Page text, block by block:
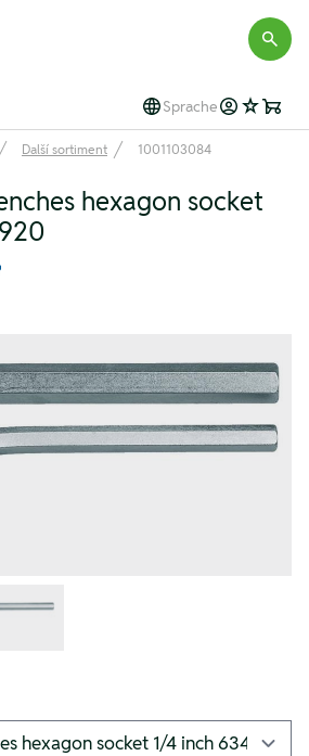
Sprache
Další sortiment 1001103084
hexagon socket